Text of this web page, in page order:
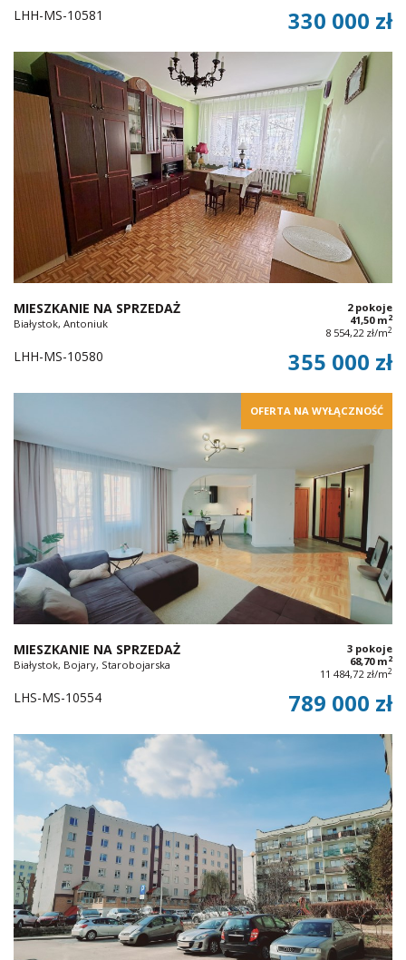
LHH-MS-10581 330 000 zł
MIESZKANIE NA SPRZEDAŻ
Białystok, Antoniuk
2 pokoje
41,50 m2
8 554,22 zł/m2
LHH-MS-10580 355 000 zł
OFERTA NA WYŁĄCZNOŚĆ
MIESZKANIE NA SPRZEDAŻ
Białystok, Bojary, Starobojarska
3 pokoje
68,70 m2
11 484,72 zł/m2
LHS-MS-10554 789 000 zł